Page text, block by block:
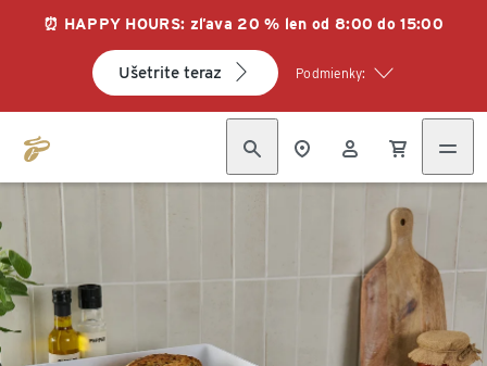
⏰ HAPPY HOURS: zľava 20 % len od 8:00 do 15:00
Ušetrite teraz Podmienky: